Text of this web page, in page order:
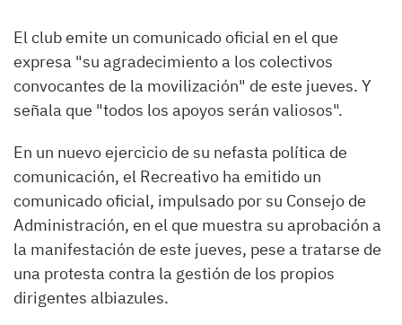
El club emite un comunicado oficial en el que
expresa "su agradecimiento a los colectivos
convocantes de la movilización" de este jueves. Y
señala que "todos los apoyos serán valiosos".
En un nuevo ejercicio de su nefasta política de
comunicación, el Recreativo ha emitido un
comunicado oficial, impulsado por su Consejo de
Administración, en el que muestra su aprobación a
la manifestación de este jueves, pese a tratarse de
una protesta contra la gestión de los propios
dirigentes albiazules.